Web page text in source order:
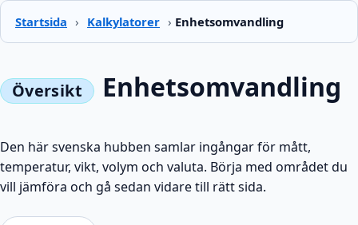
Startsida › Kalkylatorer › Enhetsomvandling
Enhetsomvandling
Den här svenska hubben samlar ingångar för mått,
temperatur, vikt, volym och valuta. Börja med området du
vill jämföra och gå sedan vidare till rätt sida.